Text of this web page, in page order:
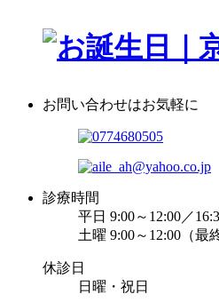
お問い合わせはお気軽に
診療時間
平日 9:00～12:00／
土曜 9:00～12:00（最
休診日
日曜・祝日